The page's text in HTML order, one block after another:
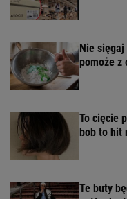
Nie
pomoże z
To cięcie
bob to hit
Te buty